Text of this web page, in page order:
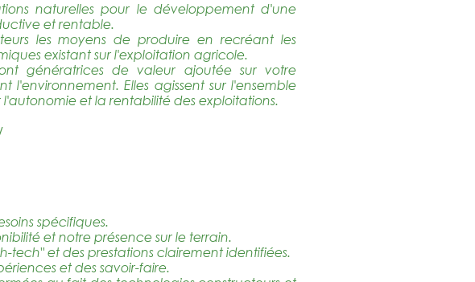
naturelles pour le développement d'une
et rentable.
les moyens de produire en recréant les
existant sur l'exploitation agricole.
génératrices de valeur ajoutée sur votre
l'environnement. Elles agissent sur l'ensemble
et la rentabilité des exploitations.
spécifiques.
et notre présence sur le terrain.
tech" et des prestations clairement identifiées.
et des savoir-faire.